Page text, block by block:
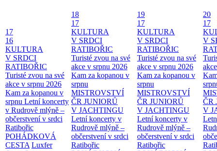
17
16
KULTURA
V SRDCI
RATIBOŘIC
Turisté zvou na své
akce v srpnu 2026
Kam za kopanou v
srpnu Letní koncerty
v Rudrově mlýně –
občerstvení v srdci
Ratibořic
POHÁDKOVÁ
CESTA Luxfer
18
17
KULTURA
V SRDCI
RATIBOŘIC
Turisté zvou na své
akce v srpnu 2026
Kam za kopanou v
srpnu
MISTROVSTVÍ
ČR JUNIORŮ
V JACHTINGU
Letní koncerty v
Rudrově mlýně –
občerstvení v srdci
Ratibořic
19
17
KULTURA
V SRDCI
RATIBOŘIC
Turisté zvou na své
akce v srpnu 2026
Kam za kopanou v
srpnu
MISTROVSTVÍ
ČR JUNIORŮ
V JACHTINGU
Letní koncerty v
Rudrově mlýně –
občerstvení v srdci
Ratibořic
20
17
V
ČR
V